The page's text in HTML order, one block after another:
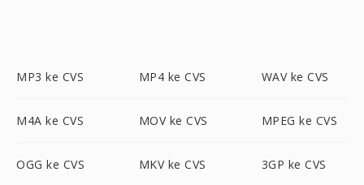
MP3 ke CVS MP4 ke CVS WAV ke CVS
M4A ke CVS MOV ke CVS MPEG ke CVS
OGG ke CVS MKV ke CVS 3GP ke CVS